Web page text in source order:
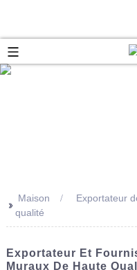
>> Maison
Exportateur
qualité
Exportateur Et
Muraux De Haute